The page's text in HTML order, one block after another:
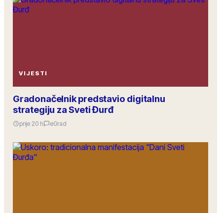
VIJESTI
Gradonačelnik predstavio digitalnu
strategiju za Sveti Đurđ
prije 20 h eGrad